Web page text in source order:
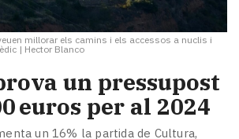
millorar els camins i els accessos a nuclis i
| Hector Blanco
un pressupost
euros per al 2024
un 16% la partida de Cultura,